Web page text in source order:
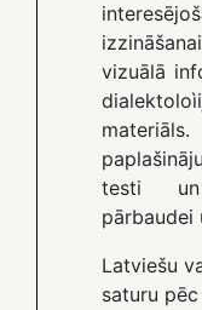
vizuālā
testi un
pārbaudei
Latviešu
saturu